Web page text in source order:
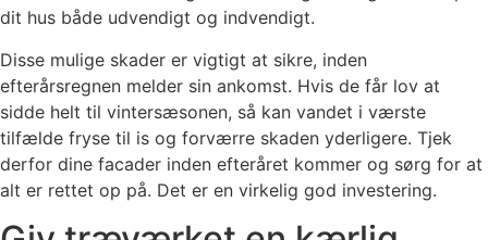
dit hus både udvendigt og indvendigt.
Disse mulige skader er vigtigt at sikre, inden
efterårsregnen melder sin ankomst. Hvis de får lov at
sidde helt til vintersæsonen, så kan vandet i værste
tilfælde fryse til is og forværre skaden yderligere. Tjek
derfor dine facader inden efteråret kommer og sørg for at
alt er rettet op på. Det er en virkelig god investering.